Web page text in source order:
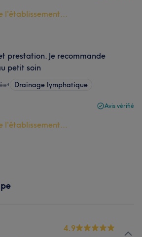
l'établissement...
prestation. Je recommande
petit soin
• Drainage lymphatique
Avis vérifié
l'établissement...
4.9